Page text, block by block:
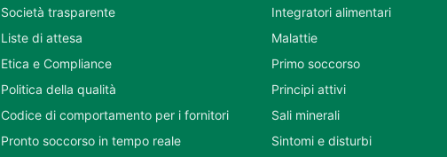
Società trasparente
Liste di attesa
Etica e Compliance
Politica della qualità
Codice di comportamento per i fornitori
Pronto soccorso in tempo reale
Integratori alimentari
Malattie
Primo soccorso
Principi attivi
Sali minerali
Sintomi e disturbi